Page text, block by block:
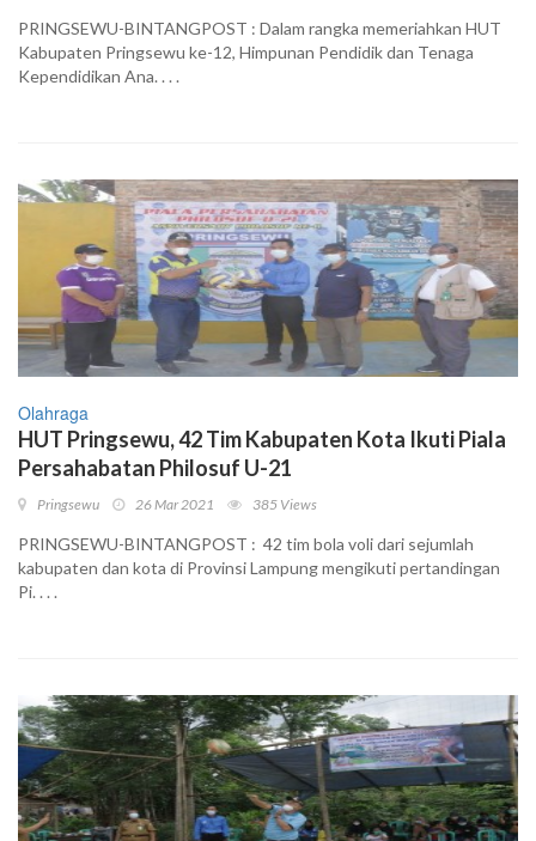
PRINGSEWU-BINTANGPOST : Dalam rangka memeriahkan HUT
Kabupaten Pringsewu ke-12, Himpunan Pendidik dan Tenaga
Kependidikan Ana. . . .
Olahraga
HUT Pringsewu, 42 Tim Kabupaten Kota Ikuti Piala
Persahabatan Philosuf U-21
Pringsewu 26 Mar 2021 385 Views
PRINGSEWU-BINTANGPOST : 42 tim bola voli dari sejumlah
kabupaten dan kota di Provinsi Lampung mengikuti pertandingan
Pi. . . .